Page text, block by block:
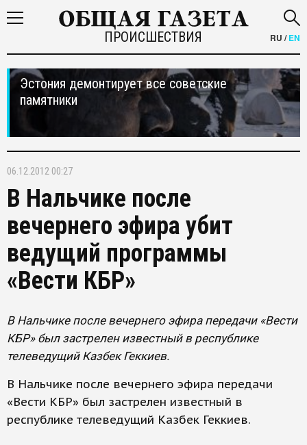
ПРОИСШЕСТВИЯ RU /EN
Эстония демонтирует все советские
памятники
06.12.2012 00:27
В Нальчике после
вечернего эфира убит
ведущий программы
«Вести КБР»
В Нальчике после вечернего эфира передачи «Вести
КБР» был застрелен известный в республике
телеведущий Казбек Геккиев.
В Нальчике после вечернего эфира передачи
«Вести КБР» был застрелен известный в
республике телеведущий Казбек Геккиев.